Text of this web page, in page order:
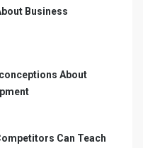
Business
About
Can Teach